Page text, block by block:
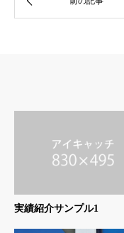
実績紹介サンプル1